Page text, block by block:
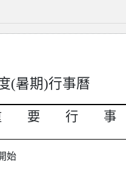
(暑期)行事曆
要 行 事
始